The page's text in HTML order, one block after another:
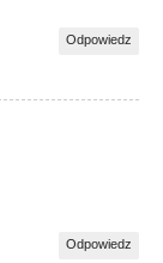
Odpowiedz
Odpowiedz